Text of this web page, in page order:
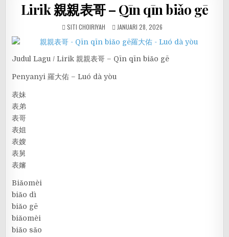
Lirik 親親表哥 – Qīn qīn biǎo gē
SITI CHOIRIYAH JANUARI 28, 2026
Judul Lagu / Lirik 親親表哥 – Qīn qīn biǎo gē
Penyanyi 羅大佑 – Luó dà yòu
表妹
表弟
表哥
表姐
表嫂
表舅
表嬸
Biǎomèi
biǎo dì
biǎo gē
biǎomèi
biǎo sǎo